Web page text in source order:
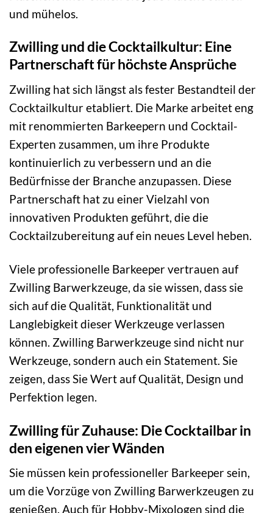
und mühelos.
Zwilling und die Cocktailkultur: Eine
Partnerschaft für höchste Ansprüche
Zwilling hat sich längst als fester Bestandteil der
Cocktailkultur etabliert. Die Marke arbeitet eng
mit renommierten Barkeepern und Cocktail-
Experten zusammen, um ihre Produkte
kontinuierlich zu verbessern und an die
Bedürfnisse der Branche anzupassen. Diese
Partnerschaft hat zu einer Vielzahl von
innovativen Produkten geführt, die die
Cocktailzubereitung auf ein neues Level heben.
Viele professionelle Barkeeper vertrauen auf
Zwilling Barwerkzeuge, da sie wissen, dass sie
sich auf die Qualität, Funktionalität und
Langlebigkeit dieser Werkzeuge verlassen
können. Zwilling Barwerkzeuge sind nicht nur
Werkzeuge, sondern auch ein Statement. Sie
zeigen, dass Sie Wert auf Qualität, Design und
Perfektion legen.
Zwilling für Zuhause: Die Cocktailbar in
den eigenen vier Wänden
Sie müssen kein professioneller Barkeeper sein,
um die Vorzüge von Zwilling Barwerkzeugen zu
genießen. Auch für Hobby-Mixologen sind die